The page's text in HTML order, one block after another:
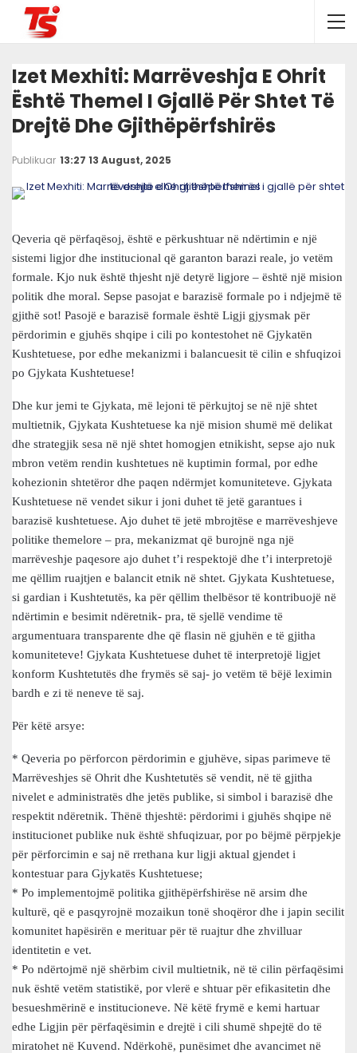
Izet Mexhiti: Marrëveshja E Ohrit
Është Themel I Gjallë Për Shtet Të
Drejtë Dhe Gjithëpërfshirës
Publikuar 13:27 13 August, 2025
Qeveria që përfaqësoj, është e përkushtuar në ndërtimin e një
sistemi ligjor dhe institucional që garanton barazi reale, jo vetëm
formale. Kjo nuk është thjesht një detyrë ligjore – është një mision
politik dhe moral. Sepse pasojat e barazisë formale po i ndjejmë të
gjithë sot! Pasojë e barazisë formale është Ligji gjysmak për
përdorimin e gjuhës shqipe i cili po kontestohet në Gjykatën
Kushtetuese, por edhe mekanizmi i balancuesit të cilin e shfuqizoi
po Gjykata Kushtetuese!
Dhe kur jemi te Gjykata, më lejoni të përkujtoj se në një shtet
multietnik, Gjykata Kushtetuese ka një mision shumë më delikat
dhe strategjik sesa në një shtet homogjen etnikisht, sepse ajo nuk
mbron vetëm rendin kushtetues në kuptimin formal, por edhe
kohezionin shtetëror dhe paqen ndërmjet komuniteteve. Gjykata
Kushtetuese në vendet sikur i joni duhet të jetë garantues i
barazisë kushtetuese. Ajo duhet të jetë mbrojtëse e marrëveshjeve
politike themelore – pra, mekanizmat që burojnë nga një
marrëveshje paqesore ajo duhet t’i respektojë dhe t’i interpretojë
me qëllim ruajtjen e balancit etnik në shtet. Gjykata Kushtetuese,
si gardian i Kushtetutës, ka për qëllim thelbësor të kontribuojë në
ndërtimin e besimit ndëretnik- pra, të sjellë vendime të
argumentuara transparente dhe që flasin në gjuhën e të gjitha
komuniteteve! Gjykata Kushtetuese duhet të interpretojë ligjet
konform Kushtetutës dhe frymës së saj- jo vetëm të bëjë leximin
bardh e zi të neneve të saj.
Për këtë arsye:
* Qeveria po përforcon përdorimin e gjuhëve, sipas parimeve të
Marrëveshjes së Ohrit dhe Kushtetutës së vendit, në të gjitha
nivelet e administratës dhe jetës publike, si simbol i barazisë dhe
respektit ndëretnik. Thënë thjeshtë: përdorimi i gjuhës shqipe në
institucionet publike nuk është shfuqizuar, por po bëjmë përpjekje
për përforcimin e saj në rrethana kur ligji aktual gjendet i
kontestuar para Gjykatës Kushtetuese;
* Po implementojmë politika gjithëpërfshirëse në arsim dhe
kulturë, që e pasqyrojnë mozaikun tonë shoqëror dhe i japin secilit
komunitet hapësirën e merituar për të ruajtur dhe zhvilluar
identitetin e vet.
* Po ndërtojmë një shërbim civil multietnik, në të cilin përfaqësimi
nuk është vetëm statistikë, por vlerë e shtuar për efikasitetin dhe
besueshmërinë e institucioneve. Në këtë frymë e kemi hartuar
edhe Ligjin për përfaqësimin e drejtë i cili shumë shpejtë do të
miratohet në Kuvend. Ndërkohë, punësimet dhe avancimet në